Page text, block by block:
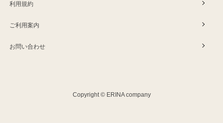
利用規約
ご利用案内
お問い合わせ
Copyright © ERINA company